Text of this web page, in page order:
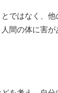
ではなく、
間の体に害が